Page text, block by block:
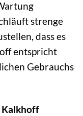
strenge
dass es
entspricht
Gebrauchs
Kalkhoff